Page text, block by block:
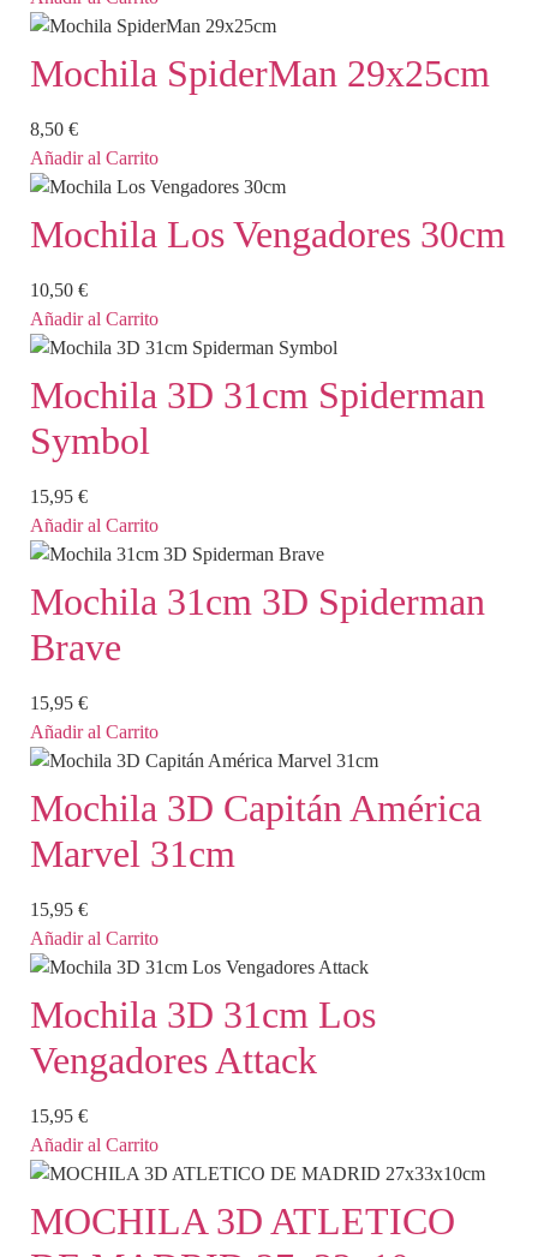
Mochila SpiderMan 29x25cm
8,50 €
Añadir al Carrito
Mochila Los Vengadores 30cm
10,50 €
Añadir al Carrito
Mochila 3D 31cm Spiderman
Symbol
15,95 €
Añadir al Carrito
Mochila 31cm 3D Spiderman
Brave
15,95 €
Añadir al Carrito
Mochila 3D Capitán América
Marvel 31cm
15,95 €
Añadir al Carrito
Mochila 3D 31cm Los
Vengadores Attack
15,95 €
Añadir al Carrito
MOCHILA 3D ATLETICO